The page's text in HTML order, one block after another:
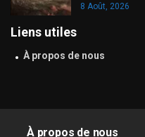
8 Août, 2026
Liens utiles
À propos de nous
À propos de nous